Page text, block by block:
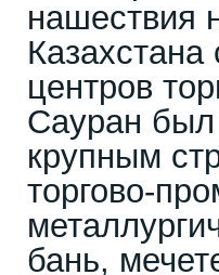
нашествия
центров
Сауран
крупным
торгово-
бань,